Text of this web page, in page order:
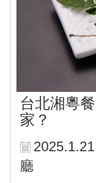
台北湘粵
家？
2025.1.21
廳